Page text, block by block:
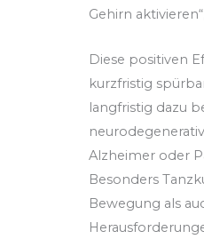
Gehirn
Diese positiven
kurzfristig
langfristig dazu
Alzheimer oder
Besonders
Bewegung als